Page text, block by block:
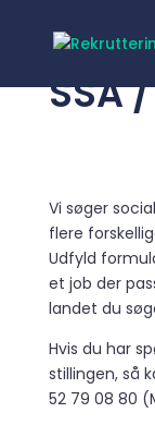
SSA
Vi søger
flere
Udfyld
et job der
landet du
Hvis du har
stillingen, så
52 79 08 80